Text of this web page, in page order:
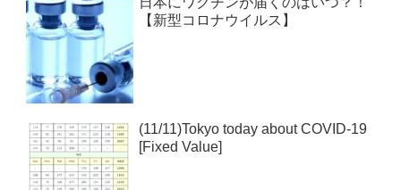
【新型コロナウイルス】
(11/11)Tokyo today about COVID-19
[Fixed Value]